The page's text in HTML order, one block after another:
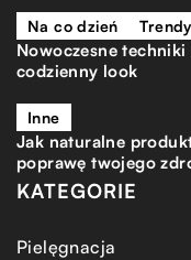
Na co dzień
Nowoczesne
codzienny look
Inne
Jak naturalne
poprawę twojego
KATEGORIE
Pielęgnacja